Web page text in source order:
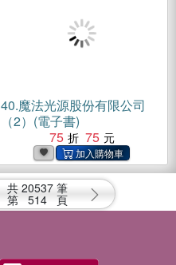
40.魔法光源股份有限公司
（2）(電子書)
75
75
共 20537 筆
第 514 頁